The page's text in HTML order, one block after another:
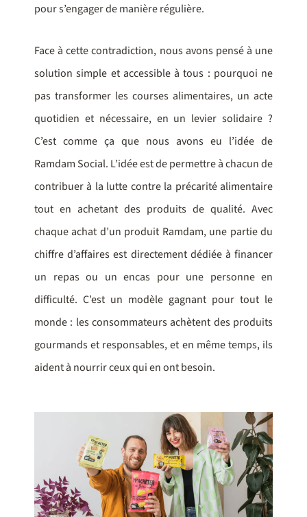
pour s’engager de manière régulière.
Face à cette contradiction, nous avons pensé à une
solution simple et accessible à tous : pourquoi ne
pas transformer les courses alimentaires, un acte
quotidien et nécessaire, en un levier solidaire ?
C’est comme ça que nous avons eu l’idée de
Ramdam Social. L’idée est de permettre à chacun de
contribuer à la lutte contre la précarité alimentaire
tout en achetant des produits de qualité. Avec
chaque achat d’un produit Ramdam, une partie du
chiffre d’affaires est directement dédiée à financer
un repas ou un encas pour une personne en
difficulté. C’est un modèle gagnant pour tout le
monde : les consommateurs achètent des produits
gourmands et responsables, et en même temps, ils
aident à nourrir ceux qui en ont besoin.